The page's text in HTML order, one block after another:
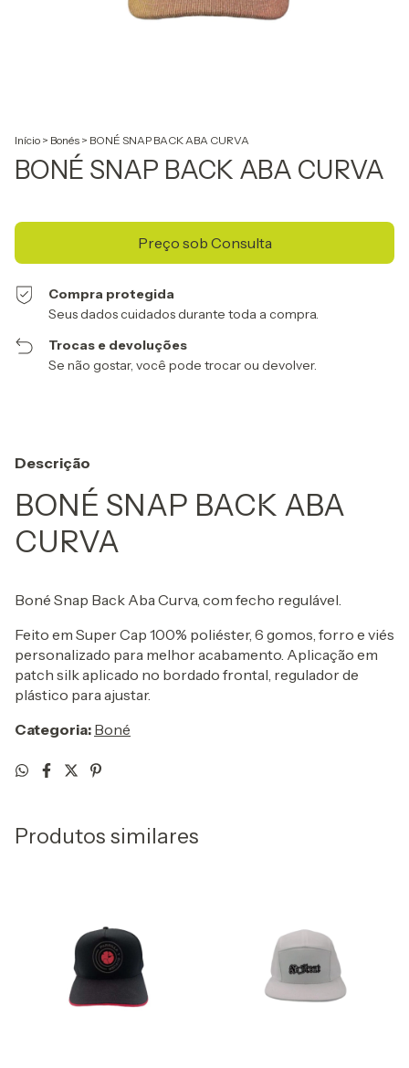
Início > Bonés > BONÉ SNAP BACK ABA CURVA
BONÉ SNAP BACK ABA CURVA
Compra protegida
Seus dados cuidados durante toda a compra.
Trocas e devoluções
Se não gostar, você pode trocar ou devolver.
Descrição
BONÉ SNAP BACK ABA
CURVA
Boné Snap Back Aba Curva, com fecho regulável.
Feito em Super Cap 100% poliéster, 6 gomos, forro e viés
personalizado para melhor acabamento. Aplicação em
patch silk aplicado no bordado frontal, regulador de
plástico para ajustar.
Categoria: Boné
Produtos similares